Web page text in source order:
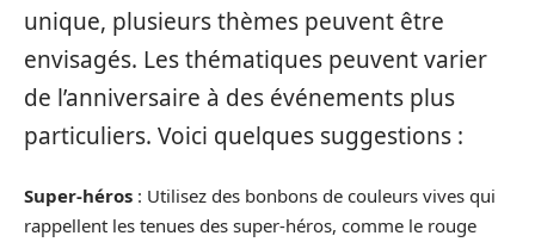
unique, plusieurs thèmes peuvent être
envisagés. Les thématiques peuvent varier
de l’anniversaire à des événements plus
particuliers. Voici quelques suggestions :
Super-héros : Utilisez des bonbons de couleurs vives qui
rappellent les tenues des super-héros, comme le rouge